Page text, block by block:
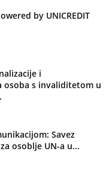
by UNICREDIT
i
osoba s invaliditetom u
Savez
osoblje UN-a u...